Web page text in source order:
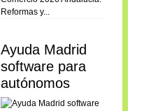
Reformas y...
Ayuda Madrid
software para
autónomos